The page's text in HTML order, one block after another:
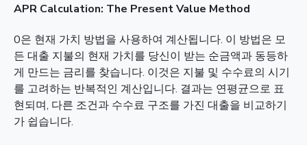
APR Calculation: The Present Value Method
0은 현재 가치 방법을 사용하여 계산됩니다. 이 방법은 모
든 대출 지불의 현재 가치를 당신이 받는 순금액과 동등하
게 만드는 금리를 찾습니다. 이것은 지불 및 수수료의 시기
를 고려하는 반복적인 계산입니다. 결과는 연평균으로 표
현되며, 다른 조건과 수수료 구조를 가진 대출을 비교하기
가 쉽습니다.